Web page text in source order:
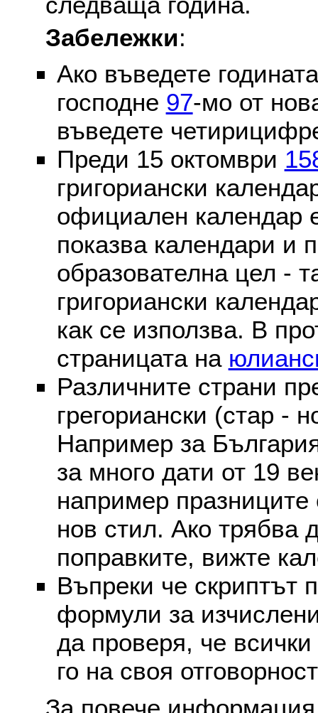
Забележки:
Ако въведете
господне 97-мо от
въведете
Преди 15 октомври
григориански
официален календар
показва календари и
образователна цел -
григориански
как се използва. В
страницата на
Различните страни
грегориански (стар -
Например за
за много дати от 19
например празниците
нов стил. Ако трябва
поправките, вижте
Въпреки че скриптът
формули за
да проверя, че
го на своя